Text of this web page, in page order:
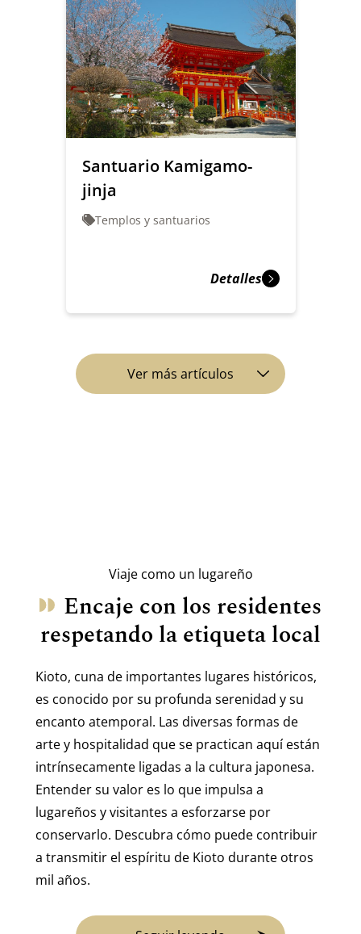
Santuario Kamigamo-
jinja
Templos y santuarios
Detalles
Ver más artículos
Viaje como un lugareño
Encaje con los residentes
respetando la etiqueta local
Kioto, cuna de importantes lugares históricos,
es conocido por su profunda serenidad y su
encanto atemporal. Las diversas formas de
arte y hospitalidad que se practican aquí están
intrínsecamente ligadas a la cultura japonesa.
Entender su valor es lo que impulsa a
lugareños y visitantes a esforzarse por
conservarlo. Descubra cómo puede contribuir
a transmitir el espíritu de Kioto durante otros
mil años.